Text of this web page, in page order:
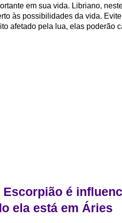
em sua vida. Libriano,
às possibilidades da vida.
afetado pela lua, elas poderão
Escorpião é
ela está em Áries